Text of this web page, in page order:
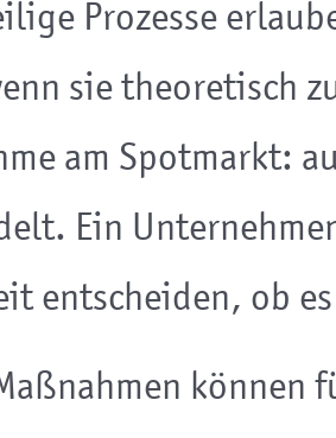
Prozesse
sie theoretisch
am Spotmarkt:
Ein
entscheiden, ob
können